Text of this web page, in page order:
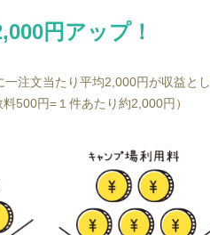
円アップ！
注文当たり平均2,000円が収益と
500円=１件あたり約2,000円）